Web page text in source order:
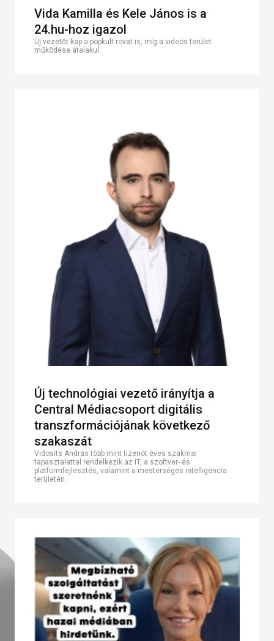
Vida Kamilla és Kele János is a
24.hu-hoz igazol
Új vezetőt kap a popkult rovat is, míg a videós terület
működése átalakul.
Új technológiai vezető irányítja a
Central Médiacsoport digitális
transzformációjának következő
szakaszát
Vidosits András több mint tizenöt éves szakmai
tapasztalattal rendelkezik az IT, a szoftver- és
platformfejlesztés, valamint a mesterséges intelligencia
területén.